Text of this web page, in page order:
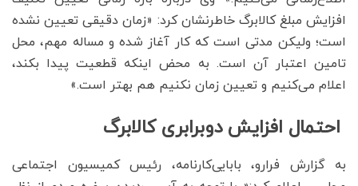
افزایش مبلغ کالابرگ خاطرنشان کرد: «زمان دقیقی تعیین نشده
است؛ ولیکن مدتی است که کار آغاز شده و مساله مهم، محل
تامین اعتبار آن است. به محض اینکه قطعیت پیدا بکند،
اعلام می‌کنیم و تعیین زمان نکنیم هم بهتر است.»
احتمال افزایش دوبرابری کالابرگ
به گزارش فرارو، بابایی‌کارنامه، رئیس کمیسیون اجتماعی